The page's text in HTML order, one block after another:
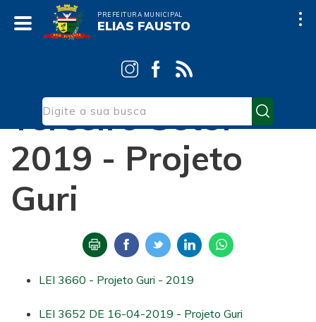
PREFEITURA MUNICIPAL
ELIAS FAUSTO
Terceiro Setor
Terceiro Setor
2019 - Projeto
Guri
LEI 3660 - Projeto Guri - 2019
LEI 3652 DE 16-04-2019 - Projeto Guri